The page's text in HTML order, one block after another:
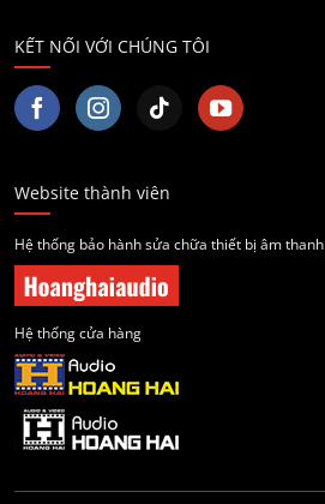
KẾT NỐI VỚI CHÚNG TÔI
Website thành viên
Hệ thống bảo hành sửa chữa thiết bị âm thanh
Hệ thống cửa hàng